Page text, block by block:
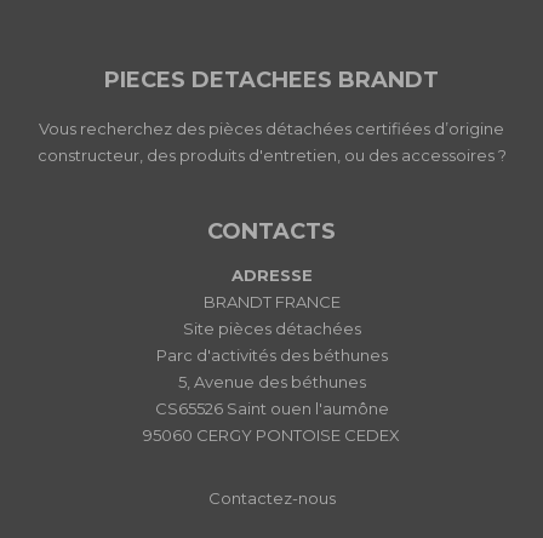
PIECES DETACHEES BRANDT
Vous recherchez des pièces détachées certifiées d’origine
constructeur, des produits d'entretien, ou des accessoires ?
CONTACTS
ADRESSE
BRANDT FRANCE
Site pièces détachées
Parc d'activités des béthunes
5, Avenue des béthunes
CS65526 Saint ouen l'aumône
95060 CERGY PONTOISE CEDEX
Contactez-nous